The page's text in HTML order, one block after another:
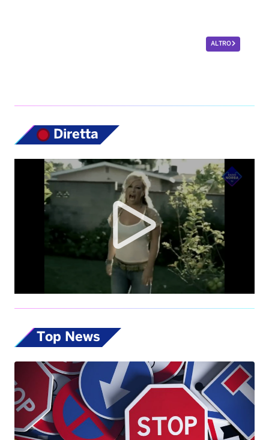
ALTRO
Diretta
Top News